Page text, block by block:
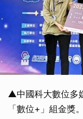
▲中國科大數位多
「數位+」組金獎